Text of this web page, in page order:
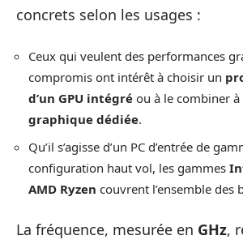
concrets selon les usages :
Ceux qui veulent des performances
compromis ont intérêt à choisir un
d’un GPU intégré ou à le combiner à
graphique dédiée.
Qu’il s’agisse d’un PC d’entrée de
configuration haut vol, les gammes
AMD Ryzen couvrent l’ensemble des
La fréquence, mesurée en GHz,